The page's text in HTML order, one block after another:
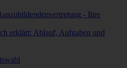
- Ihre
erklärt: Ablauf, Aufgaben und